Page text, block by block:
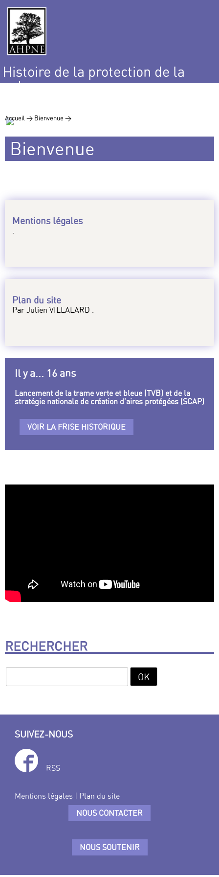
Histoire de la protection de la
nature
Accueil > Bienvenue >
Bienvenue
Mentions légales
.
Plan du site
Par Julien VILLALARD .
Il y a... 16 ans
Lancement de la trame verte et bleue (TVB) et de la
stratégie nationale de création d’aires protégées (SCAP)
VOIR LA FRISE HISTORIQUE
RECHERCHER
SUIVEZ-NOUS
RSS
Mentions légales | Plan du site
NOUS CONTACTER
NOUS SOUTENIR